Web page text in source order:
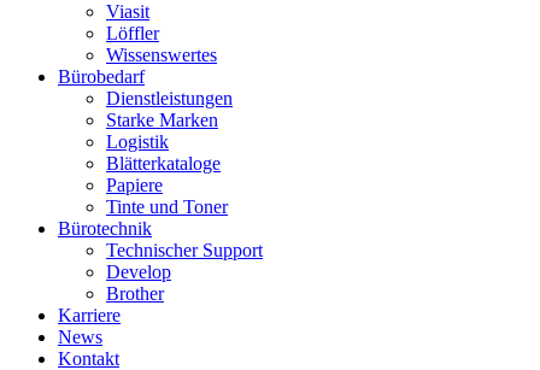
Viasit
Löffler
Wissenswertes
Bürobedarf
Dienstleistungen
Starke Marken
Logistik
Blätterkataloge
Papiere
Tinte und Toner
Bürotechnik
Technischer Support
Develop
Brother
Karriere
News
Kontakt